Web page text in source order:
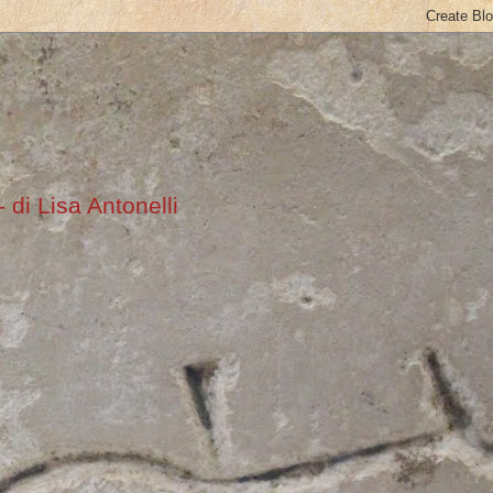
di Lisa Antonelli